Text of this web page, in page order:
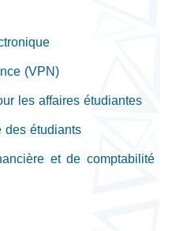
(VPN)
les affaires étudiantes
étudiants
et de comptabilité